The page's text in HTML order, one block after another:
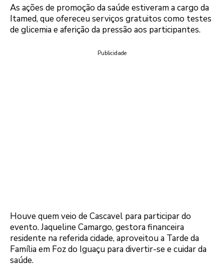
As ações de promoção da saúde estiveram a cargo da
Itamed, que ofereceu serviços gratuitos como testes
de glicemia e aferição da pressão aos participantes.
Publicidade
Houve quem veio de Cascavel para participar do
evento. Jaqueline Camargo, gestora financeira
residente na referida cidade, aproveitou a Tarde da
Família em Foz do Iguaçu para divertir-se e cuidar da
saúde.